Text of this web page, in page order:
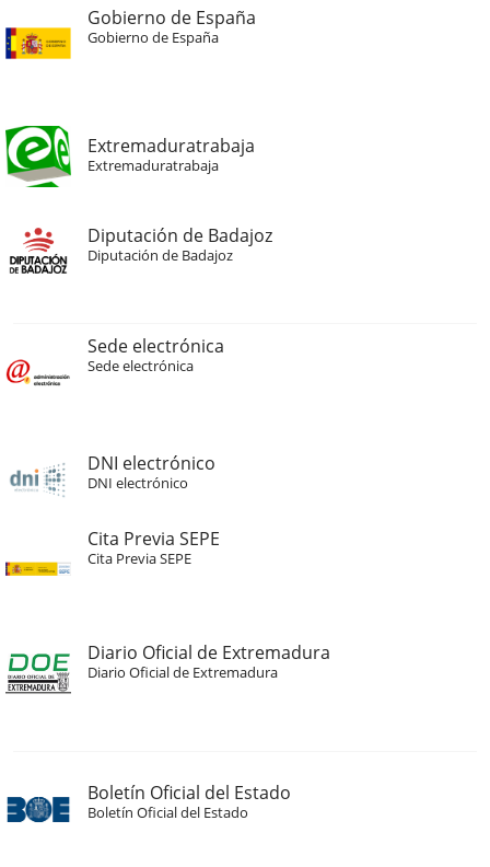
Gobierno de España
Gobierno de España
Extremaduratrabaja
Extremaduratrabaja
Diputación de Badajoz
Diputación de Badajoz
Sede electrónica
Sede electrónica
DNI electrónico
DNI electrónico
Cita Previa SEPE
Cita Previa SEPE
Diario Oficial de Extremadura
Diario Oficial de Extremadura
Boletín Oficial del Estado
Boletín Oficial del Estado